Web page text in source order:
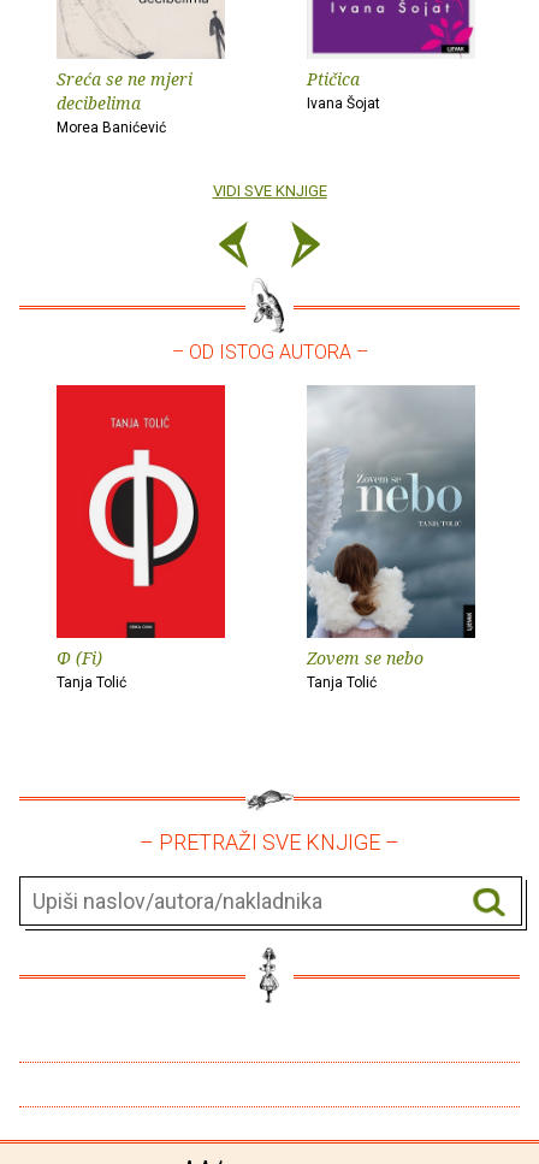
Sreća se ne mjeri
decibelima
Morea Banićević
Ptičica
Ivana Šojat
VIDI SVE KNJIGE
– OD ISTOG AUTORA –
Φ (Fi)
Tanja Tolić
Zovem se nebo
Tanja Tolić
– PRETRAŽI SVE KNJIGE –